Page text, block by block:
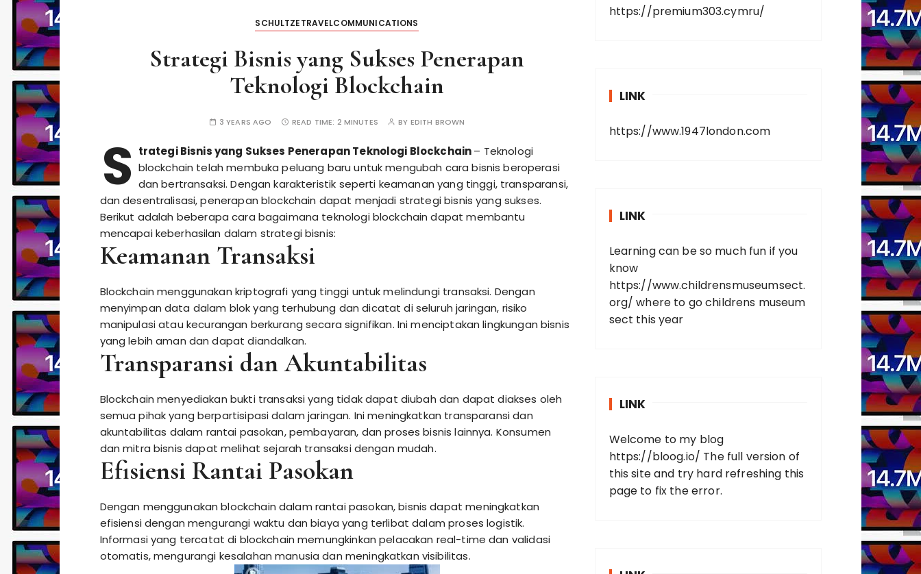
SCHULTZETRAVELCOMMUNICATIONS
Strategi Bisnis yang Sukses Penerapan
Teknologi Blockchain
3 YEARS AGO READ TIME: 2 MINUTES BY EDITH BROWN
S trategi Bisnis yang Sukses Penerapan Teknologi Blockchain– Teknologi
blockchain telah membuka peluang baru untuk mengubah cara bisnis beroperasi
dan bertransaksi. Dengan karakteristik seperti keamanan yang tinggi, transparansi,
dan desentralisasi, penerapan blockchain dapat menjadi strategi bisnis yang sukses.
Berikut adalah beberapa cara bagaimana teknologi blockchain dapat membantu
mencapai keberhasilan dalam strategi bisnis:
Keamanan Transaksi
Blockchain menggunakan kriptografi yang tinggi untuk melindungi transaksi. Dengan
menyimpan data dalam blok yang terhubung dan dicatat di seluruh jaringan, risiko
manipulasi atau kecurangan berkurang secara signifikan. Ini menciptakan lingkungan bisnis
yang lebih aman dan dapat diandalkan.
Transparansi dan Akuntabilitas
Blockchain menyediakan bukti transaksi yang tidak dapat diubah dan dapat diakses oleh
semua pihak yang berpartisipasi dalam jaringan. Ini meningkatkan transparansi dan
akuntabilitas dalam rantai pasokan, pembayaran, dan proses bisnis lainnya. Konsumen
dan mitra bisnis dapat melihat sejarah transaksi dengan mudah.
Efisiensi Rantai Pasokan
Dengan menggunakan blockchain dalam rantai pasokan, bisnis dapat meningkatkan
efisiensi dengan mengurangi waktu dan biaya yang terlibat dalam proses logistik.
Informasi yang tercatat di blockchain memungkinkan pelacakan real-time dan validasi
otomatis, mengurangi kesalahan manusia dan meningkatkan visibilitas.
https://premium303.cymru/
LINK
https://www.1947london.com
LINK
Learning can be so much fun if you
know
https://www.childrensmuseumsect.
org/ where to go childrens museum
sect this year
LINK
Welcome to my blog
https://bloog.io/ The full version of
this site and try hard refreshing this
page to fix the error.